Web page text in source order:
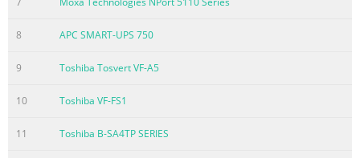
8 APC SMART-UPS 750
9 Toshiba Tosvert VF-A5
10 Toshiba VF-FS1
11 Toshiba B-SA4TP SERIES